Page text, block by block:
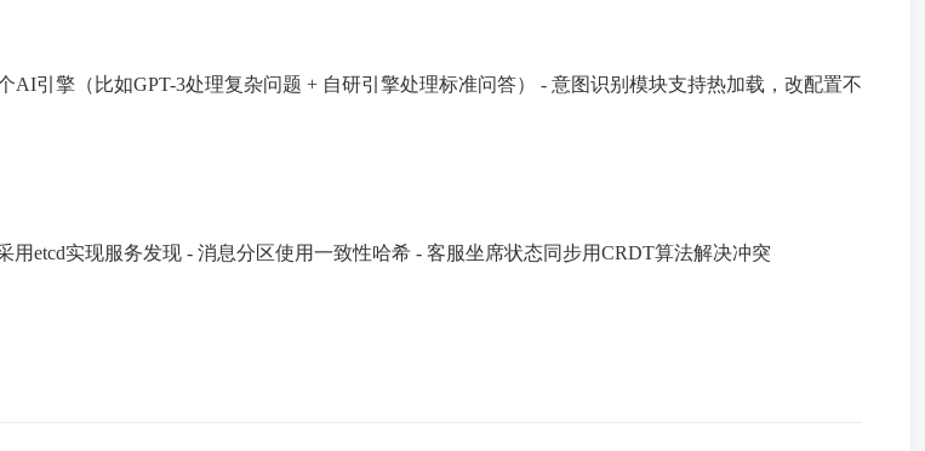
AI引擎（比如GPT-3处理复杂问题 + 自研引擎处理标准问答） - 意图识别模块支持热加载，改配置不
etcd实现服务发现 - 消息分区使用一致性哈希 - 客服坐席状态同步用CRDT算法解决冲突